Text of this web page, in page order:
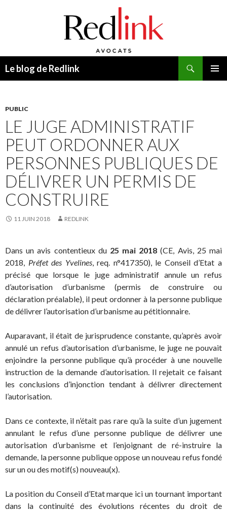
Le blog de Redlink
PUBLIC
LE JUGE ADMINISTRATIF
PEUT ORDONNER AUX
PERSONNES PUBLIQUES DE
DÉLIVRER UN PERMIS DE
CONSTRUIRE
11 JUIN 2018 REDLINK
Dans un avis contentieux du 25 mai 2018 (CE, Avis, 25 mai
2018, Préfet des Yvelines, req. n°417350), le Conseil d’Etat a
précisé que lorsque le juge administratif annule un refus
d’autorisation d’urbanisme (permis de construire ou
déclaration préalable), il peut ordonner à la personne publique
de délivrer l’autorisation d’urbanisme au pétitionnaire.
Auparavant, il était de jurisprudence constante, qu’après avoir
annulé un refus d’autorisation d’urbanisme, le juge ne pouvait
enjoindre la personne publique qu’à procéder à une nouvelle
instruction de la demande d’autorisation. Il rejetait ce faisant
les conclusions d’injonction tendant à délivrer directement
l’autorisation.
Dans ce contexte, il n’était pas rare qu’à la suite d’un jugement
annulant le refus d’une personne publique de délivrer une
autorisation d’urbanisme et l’enjoignant de ré-instruire la
demande, la personne publique oppose un nouveau refus fondé
sur un ou des motif(s) nouveau(x).
La position du Conseil d’Etat marque ici un tournant important
dans la continuité des évolutions récentes du droit de